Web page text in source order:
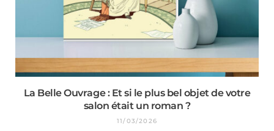
La Belle Ouvrage : Et si le plus bel objet de votre
salon était un roman ?
11/03/2026